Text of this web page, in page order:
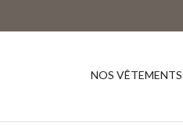
NOS VÊTEMENTS